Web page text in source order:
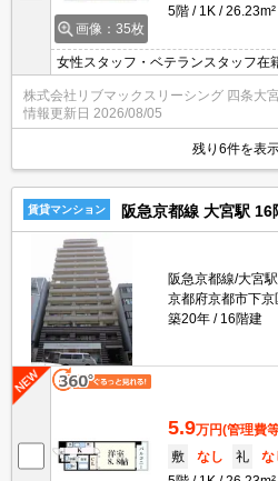
画像：35枚
5階
1K 26.23m²
女性スタッフ・ベテランスタッフ
株式会社リブマックスリーシング 四条大
情報更新日 2026/08/05
残り6件を表
賃貸マンション 阪急京都線 大宮駅 16
阪急京都線/大宮
京都府京都市下
築20年
16階建
5.9万円(管理費
敷
なし 礼
な